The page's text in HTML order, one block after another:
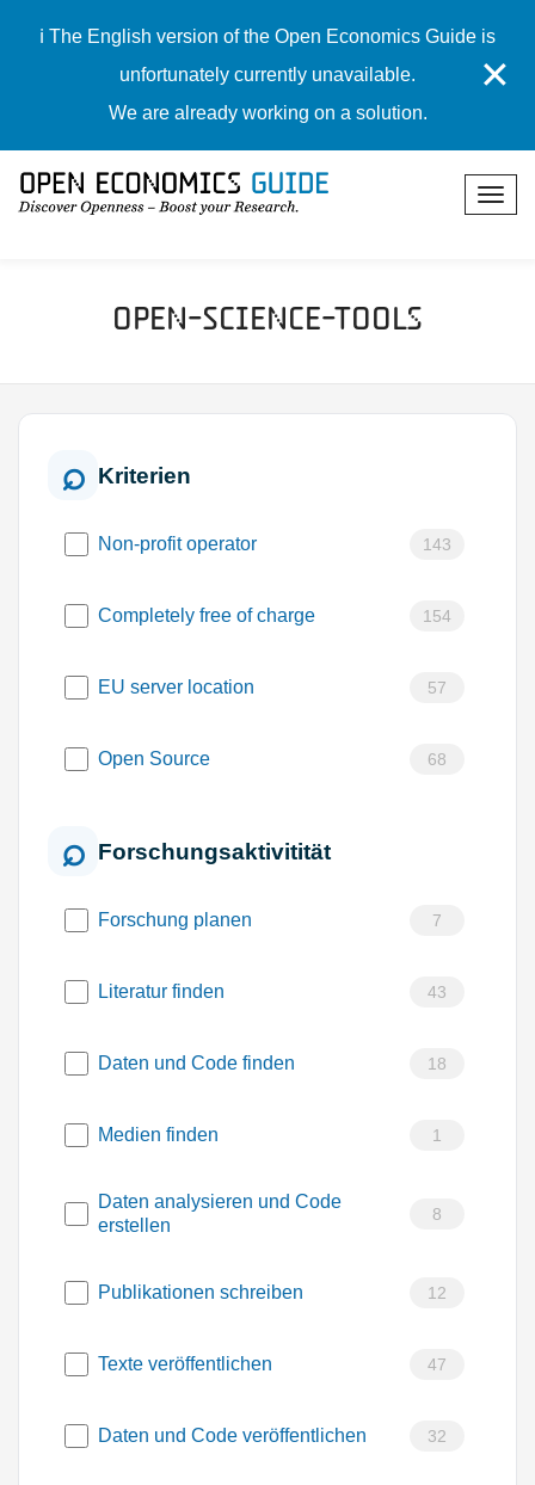
ℹ️ The English version of the Open Economics Guide is
unfortunately currently unavailable.
We are already working on a solution.
✕
Open-Science-Tools
Kriterien
Non-profit operator 143
Completely free of charge 154
EU server location 57
Open Source 68
Forschungsaktivitität
Forschung planen 7
Literatur finden 43
Daten und Code finden 18
Medien finden 1
Daten analysieren und Code
erstellen
8
Publikationen schreiben 12
Texte veröffentlichen 47
Daten und Code veröffentlichen 32